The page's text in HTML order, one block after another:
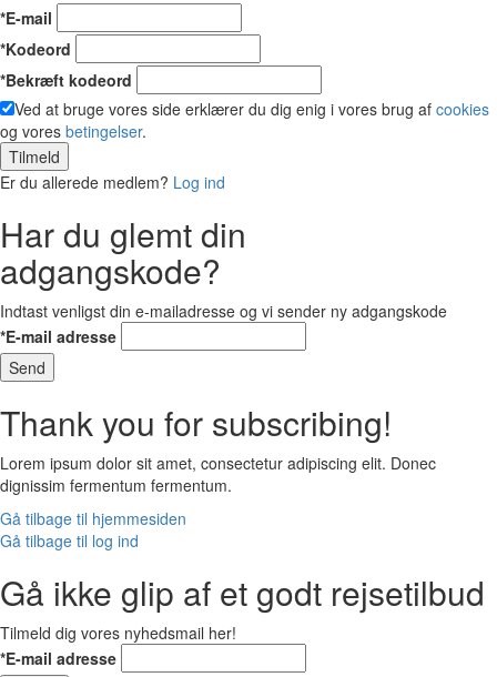
*E-mail
*Kodeord
*Bekræft kodeord
Ved at bruge vores side erklærer du dig enig i vores brug af cookies
og vores betingelser.
Tilmeld
Er du allerede medlem? Log ind
Har du glemt din
adgangskode?
Indtast venligst din e-mailadresse og vi sender ny adgangskode
*E-mail adresse
Send
Thank you for subscribing!
Lorem ipsum dolor sit amet, consectetur adipiscing elit. Donec
dignissim fermentum fermentum.
Gå tilbage til hjemmesiden
Gå tilbage til log ind
Gå ikke glip af et godt rejsetilbud
Tilmeld dig vores nyhedsmail her!
*E-mail adresse